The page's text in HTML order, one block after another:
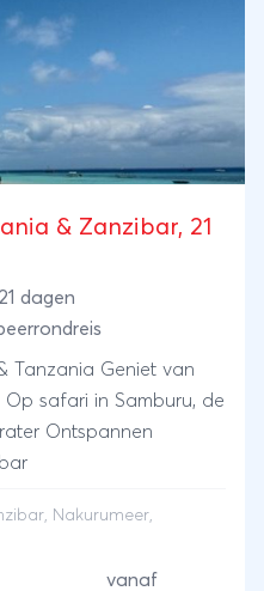
in Mto wa Mbu maak je
en lunch je bij de
op het exotische eiland
of snorkelen.
& Zanzibar, 21
21 dagen
Geniet van
, Nakurumeer,
vanaf